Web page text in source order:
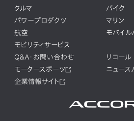
クルマ
バイク
パワープロダクツ
マリン
航空
モバイル
モビリティサービス
Q&A・お問い合わせ
リコール
モータースポーツ
ニュース
企業情報サイト